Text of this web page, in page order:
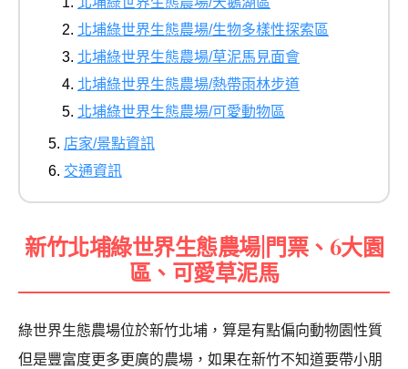
北埔綠世界生態農場/生物多樣性探索區
北埔綠世界生態農場/草泥馬見面會
北埔綠世界生態農場/熱帶雨林步道
北埔綠世界生態農場/可愛動物區
店家/景點資訊
交通資訊
新竹北埔綠世界生態農場|門票、6大園
區、可愛草泥馬
綠世界生態農場位於新竹北埔，算是有點偏向動物園性質
但是豐富度更多更廣的農場，如果在新竹不知道要帶小朋